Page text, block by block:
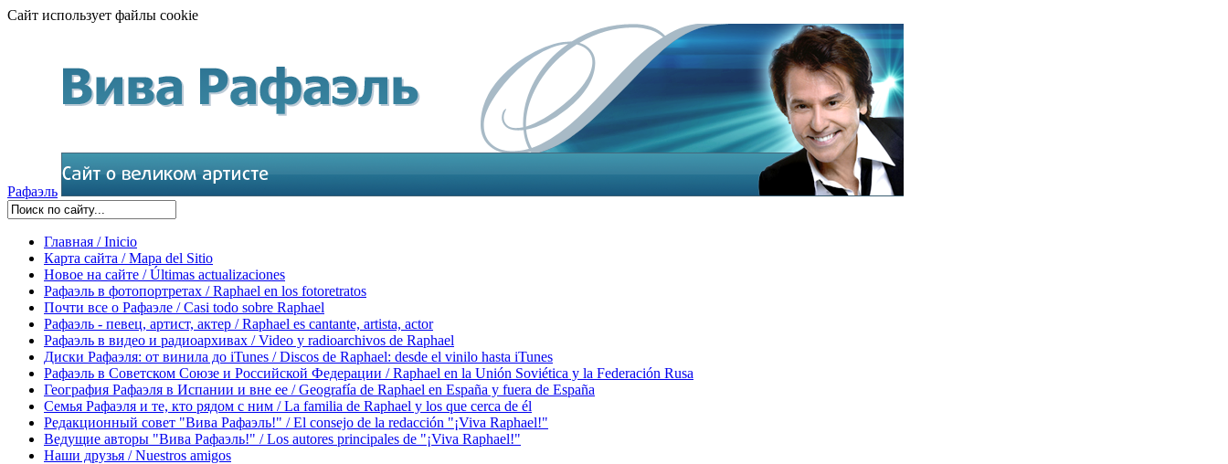
Сайт использует файлы cookie
Рафаэль
Главная / Inicio
Карта сайта / Mapa del Sitio
Новое на сайте / Últimas actualizaciones
Рафаэль в фотопортретах / Raphael en los fotoretratos
Почти все о Рафаэле / Casi todo sobre Raphael
Рафаэль - певец, артист, актер / Raphael es cantante, artista, actor
Рафаэль в видео и радиоархивах / Video y radioarchivos de Raphael
Диски Рафаэля: от винила до iTunes / Discos de Raphael: desde el vinilo hasta iTunes
Рафаэль в Советском Союзе и Российской Федерации / Raphael en la Unión Soviética y la Federación Rusa
География Рафаэля в Испании и вне ее / Geografía de Raphael en España y fuera de España
Семья Рафаэля и те, кто рядом с ним / La familia de Raphael y los que cerca de él
Редакционный совет "Вива Рафаэль!" / El consejo de la redacción "¡Viva Raphael!"
Ведущие авторы "Вива Рафаэль!" / Los autores principales de "¡Viva Raphael!"
Наши друзья / Nuestros amigos